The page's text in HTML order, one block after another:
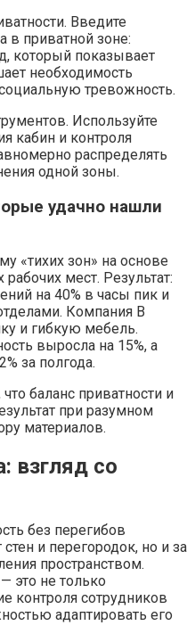
Введите
в приватной зоне:
который показывает
необходимость
тревожность.
Используйте
кабин и контроля
распределять
одной зоны.
удачно нашли
«тихих зон» на основе
мест. Результат:
на 40% в часы пик и
Компания B
и гибкую мебель.
выросла на 15%, а
за полгода.
баланс приватности и
при разумном
материалов.
взгляд со
без перегибов
стен и перегородок, но и за
пространством.
это не только
контроля сотрудников
адаптировать его